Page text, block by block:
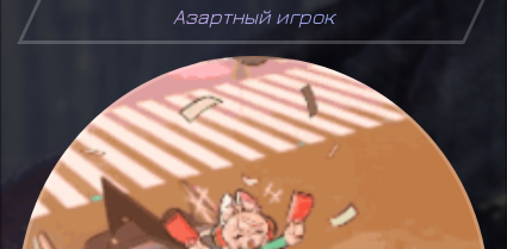
Азартный игрок